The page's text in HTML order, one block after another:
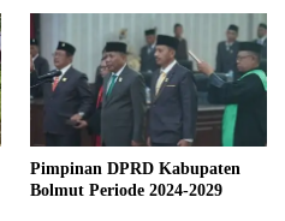
Pimpinan DPRD Kabupaten
Bolmut Periode 2024-2029